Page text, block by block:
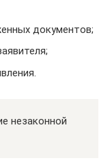
документов;
незаконной